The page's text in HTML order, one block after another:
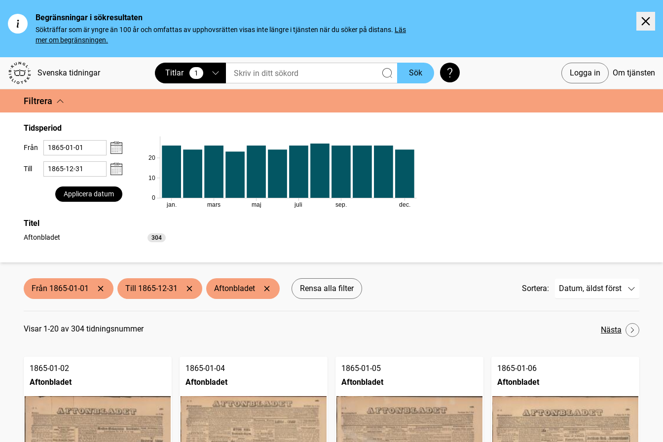
Begränsningar i sökresultaten
Sökträffar som är yngre än 100 år och omfattas av upphovsrätten visas inte längre i tjänsten när du söker på distans. Läs
mer om begränsningen.
Svenska tidningar Logga in Om tjänsten
Titlar 1
vald Sök Söktips
Filtrera
Tidsperiod
Från
Till
Applicera datum
0
10
20
jan. mars maj juli sep. dec.
Titel
Aftonbladet 304
träffar
Från 1865-01-01 Till 1865-12-31 Aftonbladet Rensa alla filter Sortera:
Sökresultat
Visar 1-20 av 304 tidningsnummer Nästa
1865-01-02
Aftonbladet
1865-01-04
Aftonbladet
1865-01-05
Aftonbladet
1865-01-06
Aftonbladet